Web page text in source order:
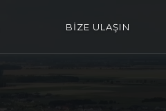
BİZE ULAŞIN